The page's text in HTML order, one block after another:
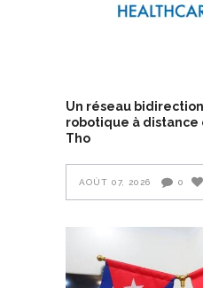
Un réseau
robotique à distance
Tho
AOÛT 07, 2026 0